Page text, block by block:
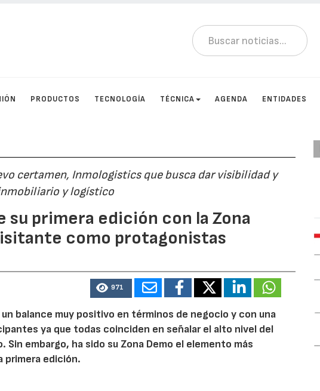
PRODUCTOS TECNOLOGÍA TÉCNICA AGENDA ENTIDADES
certamen, Inmologistics que busca dar visibilidad y
y logístico
primera edición con la Zona
como protagonistas
971
balance muy positivo en términos de negocio y con una
ya que todas coinciden en señalar el alto nivel del
embargo, ha sido su Zona Demo el elemento más
edición.